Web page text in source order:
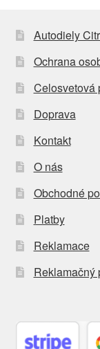
Autodiely
Ochrana
Celosvetová
Doprava
Kontakt
O nás
Obchodné
Platby
Reklamace
Reklamačný